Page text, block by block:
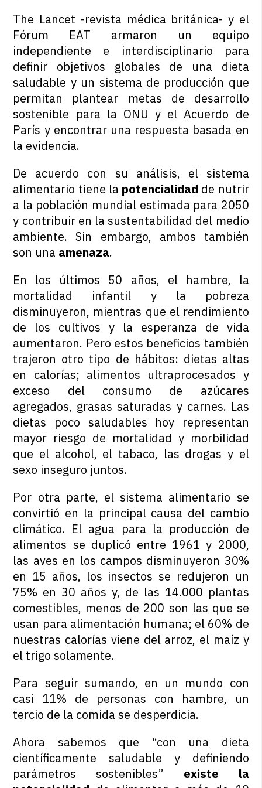
The Lancet -revista médica británica- y el
Fórum EAT armaron un equipo
independiente e interdisciplinario para
definir objetivos globales de una dieta
saludable y un sistema de producción que
permitan plantear metas de desarrollo
sostenible para la ONU y el Acuerdo de
París y encontrar una respuesta basada en
la evidencia.
De acuerdo con su análisis, el sistema
alimentario tiene la potencialidad de nutrir
a la población mundial estimada para 2050
y contribuir en la sustentabilidad del medio
ambiente. Sin embargo, ambos también
son una amenaza.
En los últimos 50 años, el hambre, la
mortalidad infantil y la pobreza
disminuyeron, mientras que el rendimiento
de los cultivos y la esperanza de vida
aumentaron. Pero estos beneficios también
trajeron otro tipo de hábitos: dietas altas
en calorías; alimentos ultraprocesados y
exceso del consumo de azúcares
agregados, grasas saturadas y carnes. Las
dietas poco saludables hoy representan
mayor riesgo de mortalidad y morbilidad
que el alcohol, el tabaco, las drogas y el
sexo inseguro juntos.
Por otra parte, el sistema alimentario se
convirtió en la principal causa del cambio
climático. El agua para la producción de
alimentos se duplicó entre 1961 y 2000,
las aves en los campos disminuyeron 30%
en 15 años, los insectos se redujeron un
75% en 30 años y, de las 14.000 plantas
comestibles, menos de 200 son las que se
usan para alimentación humana; el 60% de
nuestras calorías viene del arroz, el maíz y
el trigo solamente.
Para seguir sumando, en un mundo con
casi 11% de personas con hambre, un
tercio de la comida se desperdicia.
Ahora sabemos que “con una dieta
científicamente saludable y definiendo
parámetros sostenibles” existe la